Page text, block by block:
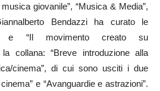
giovanile”, “Musica & Media”,
Bendazzi ha curato le
e “Il movimento creato su
la collana: “Breve introduzione alla
cinema”, di cui sono usciti i due
e “Avanguardie e astrazioni”.